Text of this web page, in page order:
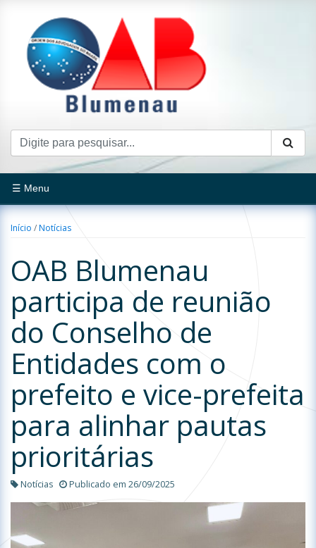
☰ Menu
Início /Notícias
OAB Blumenau
participa de reunião
do Conselho de
Entidades com o
prefeito e vice-prefeita
para alinhar pautas
prioritárias
Notícias Publicado em 26/09/2025